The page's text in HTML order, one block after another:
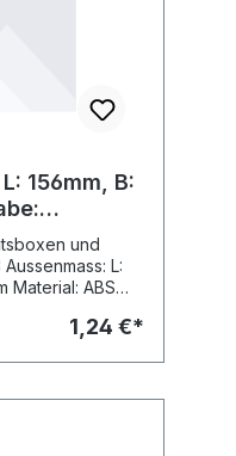
156mm, B:
und
L:
Material: ABS
Grösse: D 3
1,24 €*